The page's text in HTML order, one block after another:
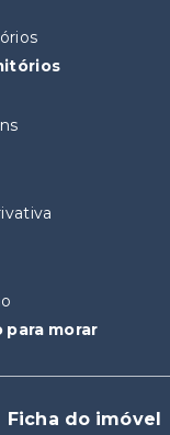
para morar
Ficha do imóvel